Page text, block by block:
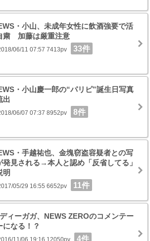
・小山、未成年女性に飲酒強要で活
粛 加藤は厳重注意
06/11 07:57 7413pv 33件
・小山慶一郎の“パリピ”誕生日写真
出
06/07 07:37 8952pv 8件
・手越祐也、金塊窃盗容疑者との写
発見される→本人と認め「反省してる」
明
05/29 16:55 6652pv 11件
ィーガガ、NEWS ZEROのコメンテー
になる！？
11/06 19:16 12050pv 4件